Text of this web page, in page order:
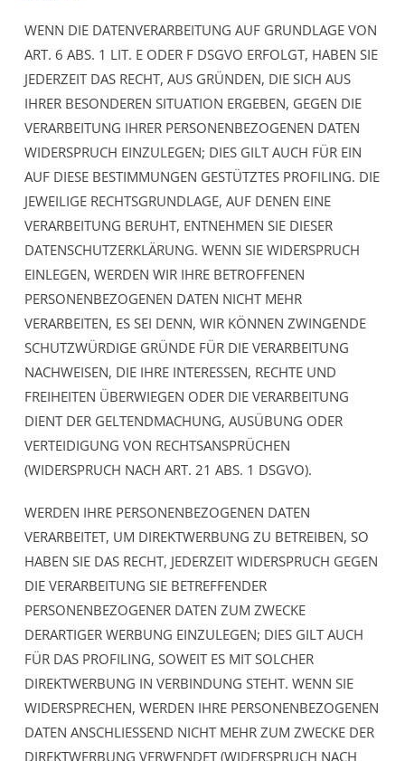
WENN DIE DATENVERARBEITUNG AUF GRUNDLAGE VON
ART. 6 ABS. 1 LIT. E ODER F DSGVO ERFOLGT, HABEN SIE
JEDERZEIT DAS RECHT, AUS GRÜNDEN, DIE SICH AUS
IHRER BESONDEREN SITUATION ERGEBEN, GEGEN DIE
VERARBEITUNG IHRER PERSONENBEZOGENEN DATEN
WIDERSPRUCH EINZULEGEN; DIES GILT AUCH FÜR EIN
AUF DIESE BESTIMMUNGEN GESTÜTZTES PROFILING. DIE
JEWEILIGE RECHTSGRUNDLAGE, AUF DENEN EINE
VERARBEITUNG BERUHT, ENTNEHMEN SIE DIESER
DATENSCHUTZERKLÄRUNG. WENN SIE WIDERSPRUCH
EINLEGEN, WERDEN WIR IHRE BETROFFENEN
PERSONENBEZOGENEN DATEN NICHT MEHR
VERARBEITEN, ES SEI DENN, WIR KÖNNEN ZWINGENDE
SCHUTZWÜRDIGE GRÜNDE FÜR DIE VERARBEITUNG
NACHWEISEN, DIE IHRE INTERESSEN, RECHTE UND
FREIHEITEN ÜBERWIEGEN ODER DIE VERARBEITUNG
DIENT DER GELTENDMACHUNG, AUSÜBUNG ODER
VERTEIDIGUNG VON RECHTSANSPRÜCHEN
(WIDERSPRUCH NACH ART. 21 ABS. 1 DSGVO).
WERDEN IHRE PERSONENBEZOGENEN DATEN
VERARBEITET, UM DIREKTWERBUNG ZU BETREIBEN, SO
HABEN SIE DAS RECHT, JEDERZEIT WIDERSPRUCH GEGEN
DIE VERARBEITUNG SIE BETREFFENDER
PERSONENBEZOGENER DATEN ZUM ZWECKE
DERARTIGER WERBUNG EINZULEGEN; DIES GILT AUCH
FÜR DAS PROFILING, SOWEIT ES MIT SOLCHER
DIREKTWERBUNG IN VERBINDUNG STEHT. WENN SIE
WIDERSPRECHEN, WERDEN IHRE PERSONENBEZOGENEN
DATEN ANSCHLIESSEND NICHT MEHR ZUM ZWECKE DER
DIREKTWERBUNG VERWENDET (WIDERSPRUCH NACH